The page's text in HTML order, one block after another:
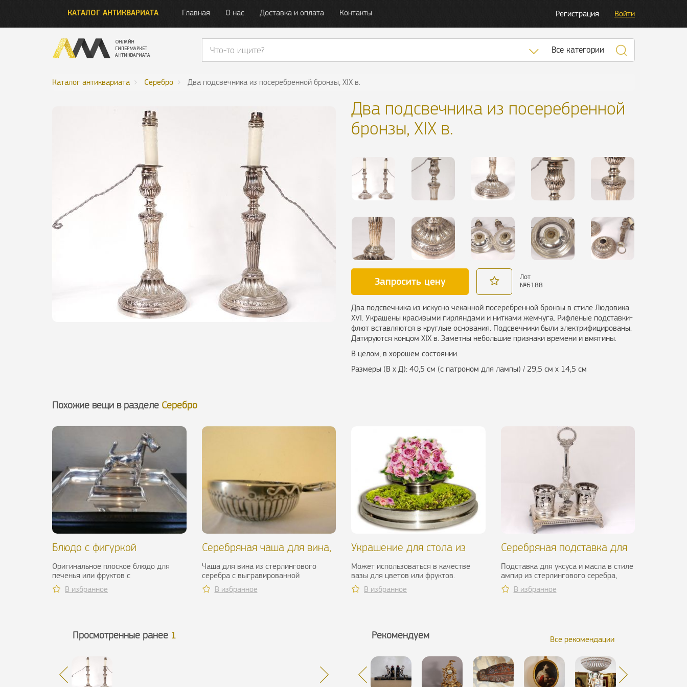
КАТАЛОГ АНТИКВАРИАТА Главная О нас Доставка и оплата Контакты Регистрация Войти
Список категорий
Все категории
Каталог антиквариата Серебро Два подсвечника из посеребренной бронзы, XIX в.
Два подсвечника из посеребренной
бронзы, XIX в.
Запросить цену
Лот
№6188
Два подсвечника из искусно чеканной посеребренной бронзы в стиле Людовика
XVI. Украшены красивыми гирляндами и нитками жемчуга. Рифленые подставки-
флют вставляются в круглые основания. Подсвечники были электрифицированы.
Датируются концом XIX в. Заметны небольшие признаки времени и вмятины.
В целом, в хорошем состоянии.
Размеры (В х Д): 40,5 см (с патроном для лампы) / 29,5 см х 14,5 см
Похожие вещи в разделе Серебро
Блюдо с фигуркой
Оригинальное плоское блюдо для
печенья или фруктов с
очаровательной фигуркой
фокстерьера работы Gallia...
В избранное
Серебряная чаша для вина,
Чаша для вина из стерлингового
серебра с выгравированной
монограммой J.BROUSSE.В хорошем
состоянии...
В избранное
Украшение для стола из
Может использоваться в качестве
вазы для цветов или фруктов.
Приблизительно 1910 г.В очень
хорошем состоянии...
В избранное
Серебряная подставка для
Подставка для уксуса и масла в стиле
ампир из стерлингового серебра,
датируемая первой половиной XIX...
В избранное
Просмотренные ранее 1 Рекомендуем Все рекомендации